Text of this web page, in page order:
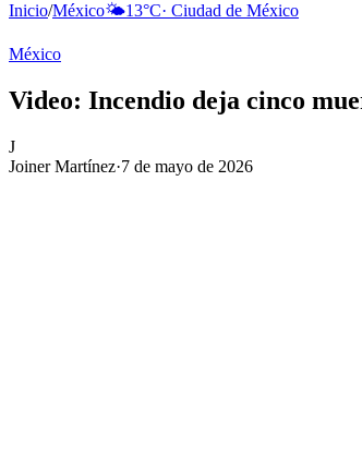
Inicio/México🌤️13°C· Ciudad de México
México
Video: Incendio deja cinco
J
Joiner Martínez·7 de mayo de 2026